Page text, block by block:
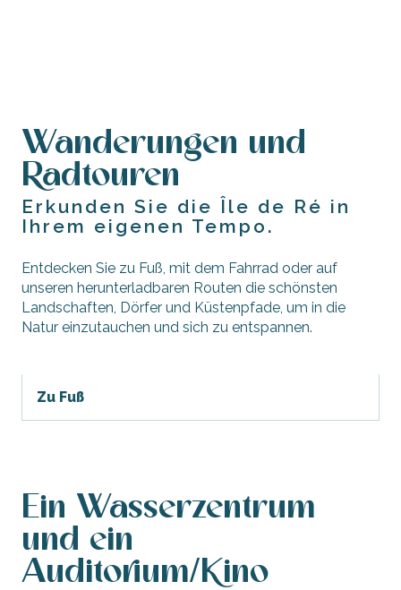
Wanderungen und
Radtouren
Erkunden Sie die Île de Ré in
Ihrem eigenen Tempo.
Entdecken Sie zu Fuß, mit dem Fahrrad oder auf
unseren herunterladbaren Routen die schönsten
Landschaften, Dörfer und Küstenpfade, um in die
Natur einzutauchen und sich zu entspannen.
Zu Fuß
Ein Wasserzentrum
und ein
Auditorium/Kino